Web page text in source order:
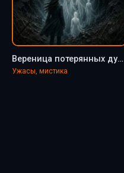
Вереница потерянных душ - Светлана Аносова
Ужасы, мистика